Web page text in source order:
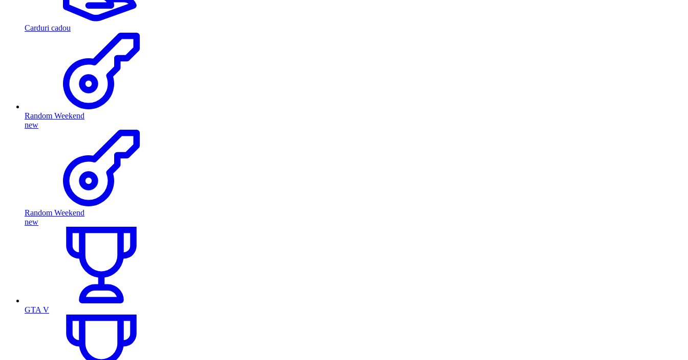
Carduri cadou
Random Weekend
new
Random Weekend
new
GTA V